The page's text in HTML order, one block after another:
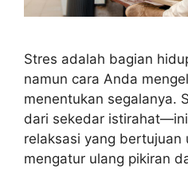
Stres adalah bagian
namun cara Anda
menentukan segalanya.
dari sekedar
relaksasi yang
mengatur ulang pikiran